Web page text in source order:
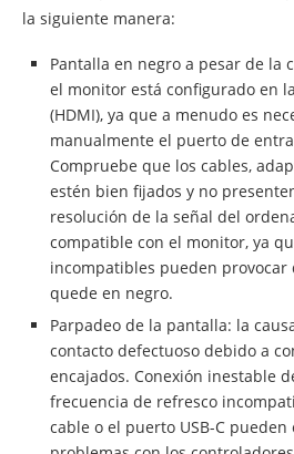
la siguiente manera:
Pantalla en negro a pesar de la
el monitor está configurado en
(HDMI), ya que a menudo es
manualmente el puerto de
Compruebe que los cables,
estén bien fijados y no
resolución de la señal del
compatible con el monitor, ya
incompatibles pueden provocar
quede en negro.
Parpadeo de la pantalla: la
contacto defectuoso debido a
encajados. Conexión inestable
frecuencia de refresco
cable o el puerto USB-C pueden